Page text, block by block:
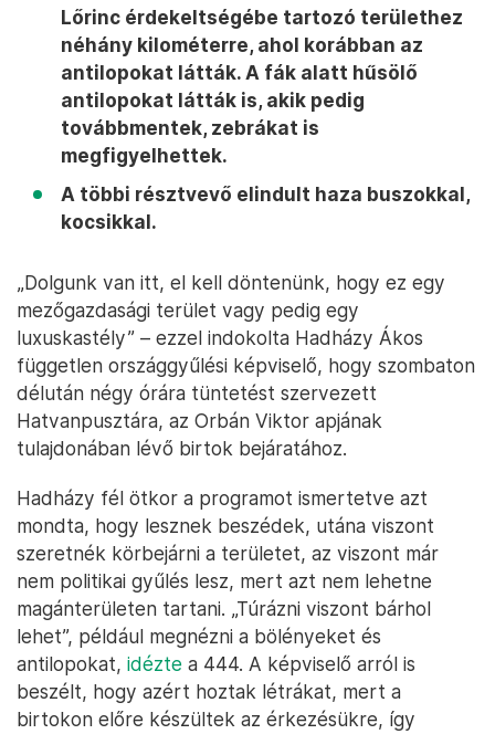
Lőrinc érdekeltségébe tartozó területhez
néhány kilométerre, ahol korábban az
antilopokat látták. A fák alatt hűsölő
antilopokat látták is, akik pedig
továbbmentek, zebrákat is
megfigyelhettek.
A többi résztvevő elindult haza buszokkal,
kocsikkal.
„Dolgunk van itt, el kell döntenünk, hogy ez egy
mezőgazdasági terület vagy pedig egy
luxuskastély” – ezzel indokolta Hadházy Ákos
független országgyűlési képviselő, hogy szombaton
délután négy órára tüntetést szervezett
Hatvanpusztára, az Orbán Viktor apjának
tulajdonában lévő birtok bejáratához.
Hadházy fél ötkor a programot ismertetve azt
mondta, hogy lesznek beszédek, utána viszont
szeretnék körbejárni a területet, az viszont már
nem politikai gyűlés lesz, mert azt nem lehetne
magánterületen tartani. „Túrázni viszont bárhol
lehet”, például megnézni a bölényeket és
antilopokat, idézte a 444. A képviselő arról is
beszélt, hogy azért hoztak létrákat, mert a
birtokon előre készültek az érkezésükre, így